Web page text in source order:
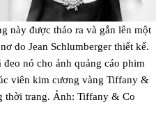
này được tháo ra và gắn lên một
do Jean Schlumberger thiết kế.
nó cho ảnh quảng cáo phim
viên kim cương vàng Tiffany &
thời trang. Ảnh: Tiffany & Co